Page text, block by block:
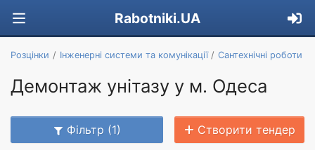
Rabotniki.UA
Розцінки Інженерні системи та комунікації Сантехнічні роботи
Демонтаж унітазу у м. Одеса
Фільтр (1) Створити тендер